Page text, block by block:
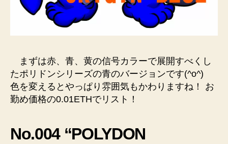
まずは赤、青、黄の信号カラーで展開すべくし
たポリドンシリーズの青のバージョンです(^o^)
色を変えるとやっぱり雰囲気もかわりますね！ お
勤め価格の0.01ETHでリスト！
No.004 “POLYDON